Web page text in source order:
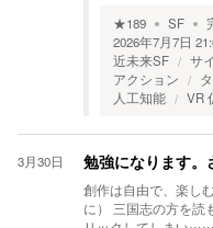
★189 SF
2026年7月7日
近未来SF
サ
アクション
人工知能
VR
3月30日 勉強になります。
創作は自由で、楽し
に） 三国志の方を読